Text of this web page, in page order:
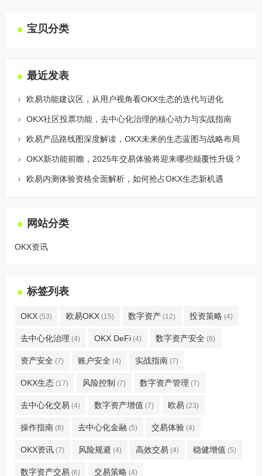
宝贝分类
最近发表
欧易功能建议区，从用户视角看OKX生态的迭代与进化
OKX社区投票功能，去中心化治理的核心动力与实战指南
欧易产品路线图深度解读，OKX未来的生态蓝图与战略布局
OKX新功能前瞻，2025年交易体验将迎来哪些颠覆性升级？
欧易内测体验资格全面解析，如何抢占OKX生态新机遇
网站分类
OKX资讯
标签列表
OKX (53) 欧易OKX (15) 数字资产 (12) 投资策略 (4)
去中心化治理 (4) OKX DeFi (4) 数字资产安全 (8)
资产安全 (7) 账户安全 (4) 实战指南 (7)
OKX生态 (17) 风险控制 (7) 数字资产管理 (7)
去中心化交易 (4) 数字资产增值 (7) 欧易 (23)
操作指南 (8) 去中心化金融 (5) 交易体验 (4)
OKX资讯 (7) 风险规避 (4) 高效交易 (4) 稳健增值 (5)
数字资产交易 (6) 交易策略 (4)